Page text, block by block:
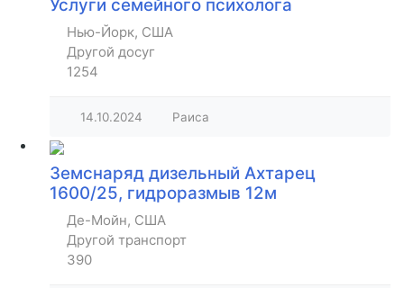
Услуги семейного психолога
Нью-Йорк, США
Другой досуг
1254
14.10.2024 Раиса
Земснаряд дизельный Ахтарец
1600/25, гидроразмыв 12м
Де-Мойн, США
Другой транспорт
390